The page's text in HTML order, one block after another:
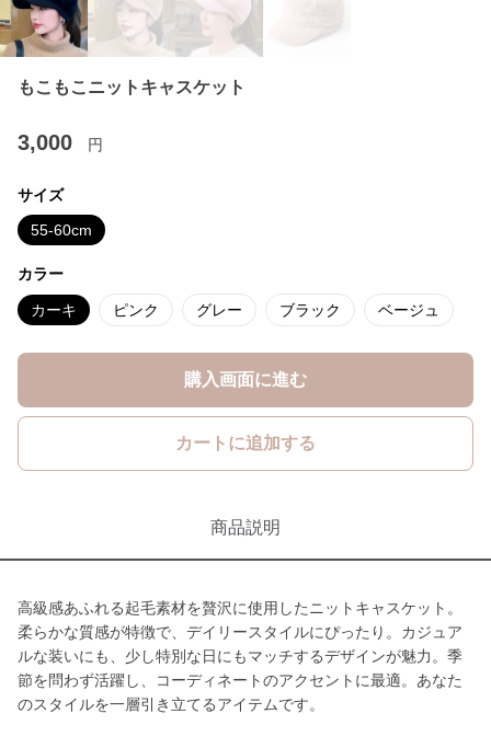
もこもこニットキャスケット
3,000 円
サイズ
55-60cm
カラー
カーキ ピンク グレー ブラック ベージュ
購入画面に進む
カートに追加する
商品説明
高級感あふれる起毛素材を贅沢に使用したニットキャスケット。
柔らかな質感が特徴で、デイリースタイルにぴったり。カジュア
ルな装いにも、少し特別な日にもマッチするデザインが魅力。季
節を問わず活躍し、コーディネートのアクセントに最適。あなた
のスタイルを一層引き立てるアイテムです。